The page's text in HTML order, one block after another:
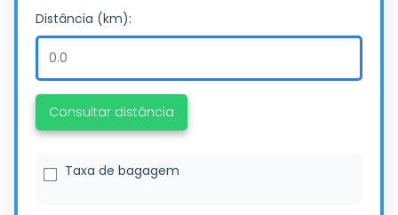
Distância (km):
Consultar distância
Taxa de bagagem